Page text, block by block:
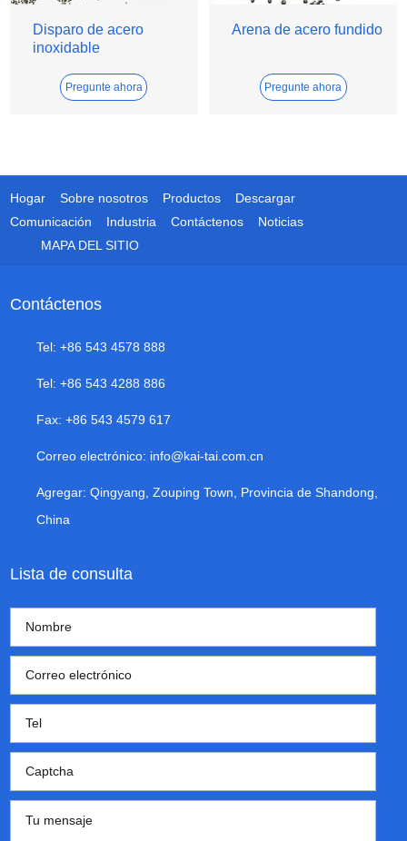
Disparo de acero
inoxidable
Pregunte ahora
Arena de acero fundido
Pregunte ahora
Hogar Sobre nosotros Productos
Descargar
Comunicación
Industria Contáctenos
Noticias
MAPA DEL SITIO
Contáctenos
Tel: +86 543 4578 888
Tel: +86 543 4288 886
Fax: +86 543 4579 617
Correo electrónico: info@kai-tai.com.cn
Agregar: Qingyang, Zouping Town, Provincia de Shandong,
China
Lista de consulta